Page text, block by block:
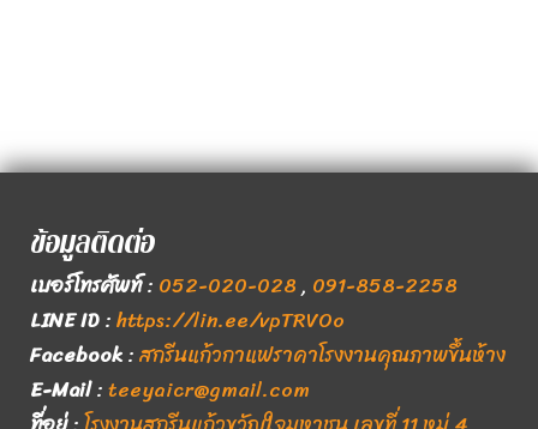
ข้อมูลติดต่อ
เบอร์โทรศัพท์: 052-020-028, 091-858-2258
LINE ID:https://lin.ee/vpTRVOo
Facebook:สกรีนแก้วกาแฟราคาโรงงานคุณภาพขึ้นห้าง
E-Mail:teeyaicr@gmail.com